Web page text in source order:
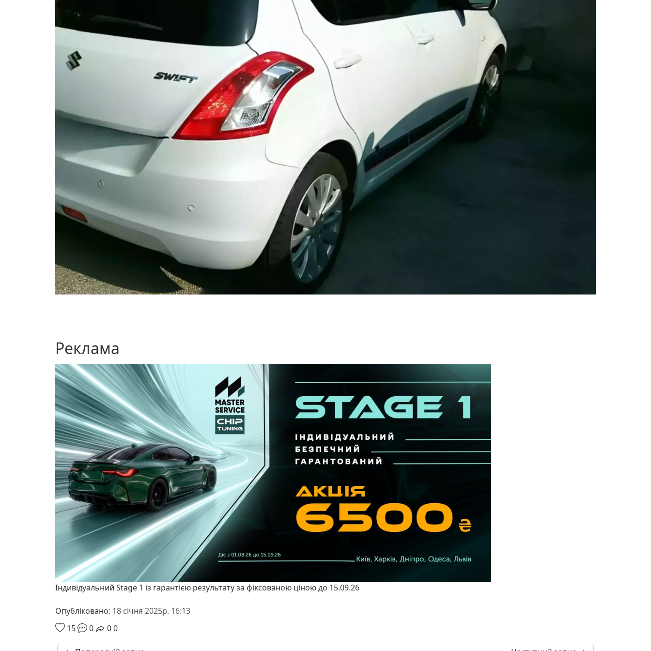
Реклама
Індивідуальний Stage 1 із гарантією результату за фіксованою ціною до 15.09.26
Опубліковано: 18 січня 2025р. 16:13
15
0 00